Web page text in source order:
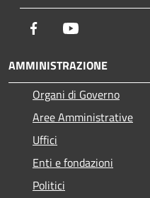
Facebook
AMMINISTRAZIONE
Organi di Governo
Aree Amministrative
Uffici
Enti e fondazioni
Politici